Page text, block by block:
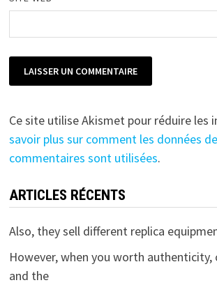
Ce site utilise Akismet pour réduire les
savoir plus sur comment les données
commentaires sont utilisées.
ARTICLES RÉCENTS
Also, they sell different replica
However, when you worth authenticity,
and the